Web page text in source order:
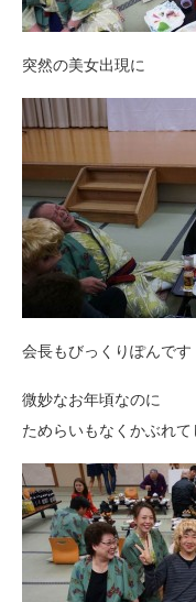
突然の美女出現に
会長もびっくりぽんです
微妙なお年頃なのに
ためらいもなくかぶれて